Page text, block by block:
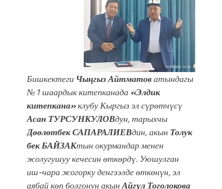
БишкектегиЧыңгыз Айтматоватындагы
№1 шаардык китепканада«Элдик
китепкана»клубу Кыргыз эл сүрөтчүсү
Асан ТУРСУНКУЛОВдун, тарыхчы
Дөөлөтбек САПАРАЛИЕВдин, акынТолук
бек БАЙЗАКтын окурмандар менен
жолугушуу кечесин өткөрдү. Уюшулган
иш-чара жогорку денгээлде өткөнүн, эл
аябай көп болгонун акынАйгүл Тоголокова